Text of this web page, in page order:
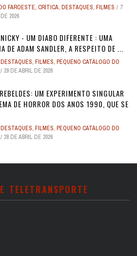
FAROESTE, CRÍTICA, DESTAQUES, FILMES
7
2026
- UM DIABO DIFERENTE : UMA
DE ADAM SANDLER, A RESPEITO DE ...
DESTAQUES, FILMES, PEQUENO CATÁLOGO DO
29 DE ABRIL DE 2026
UM EXPERIMENTO SINGULAR
DE HORROR DOS ANOS 1990, QUE SE
DESTAQUES, FILMES, PEQUENO CATÁLOGO DO
28 DE ABRIL DE 2026
TELETRANSPORTE